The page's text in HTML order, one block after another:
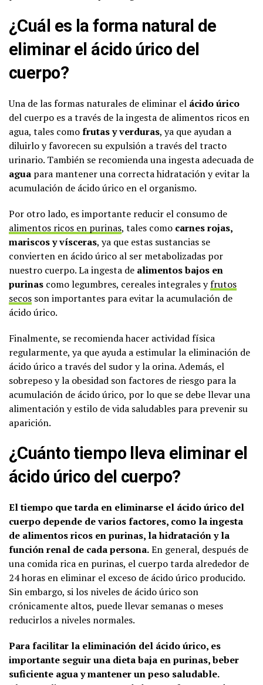
¿Cuál es la forma natural de
eliminar el ácido úrico del
cuerpo?
Una de las formas naturales de eliminar el ácido úrico
del cuerpo es a través de la ingesta de alimentos ricos en
agua, tales comofrutas y verduras, ya que ayudan a
diluirlo y favorecen su expulsión a través del tracto
urinario. También se recomienda una ingesta adecuada de
agua para mantener una correcta hidratación y evitar la
acumulación de ácido úrico en el organismo.
Por otro lado, es importante reducir el consumo de
alimentos ricos en purinas, tales como carnes rojas,
mariscos y vísceras, ya que estas sustancias se
convierten en ácido úrico al ser metabolizadas por
nuestro cuerpo. La ingesta de alimentos bajos en
purinas como legumbres, cereales integrales yfrutos
secos son importantes para evitar la acumulación de
ácido úrico.
Finalmente, se recomienda hacer actividad física
regularmente, ya que ayuda a estimular la eliminación de
ácido úrico a través del sudor y la orina. Además, el
sobrepeso y la obesidad son factores de riesgo para la
acumulación de ácido úrico, por lo que se debe llevar una
alimentación y estilo de vida saludables para prevenir su
aparición.
¿Cuánto tiempo lleva eliminar el
ácido úrico del cuerpo?
El tiempo que tarda en eliminarse el ácido úrico del
cuerpo depende de varios factores, como la ingesta
de alimentos ricos en purinas, la hidratación y la
función renal de cada persona.En general, después de
una comida rica en purinas, el cuerpo tarda alrededor de
24 horas en eliminar el exceso de ácido úrico producido.
Sin embargo, si los niveles de ácido úrico son
crónicamente altos, puede llevar semanas o meses
reducirlos a niveles normales.
Para facilitar la eliminación del ácido úrico, es
importante seguir una dieta baja en purinas, beber
suficiente agua y mantener un peso saludable.